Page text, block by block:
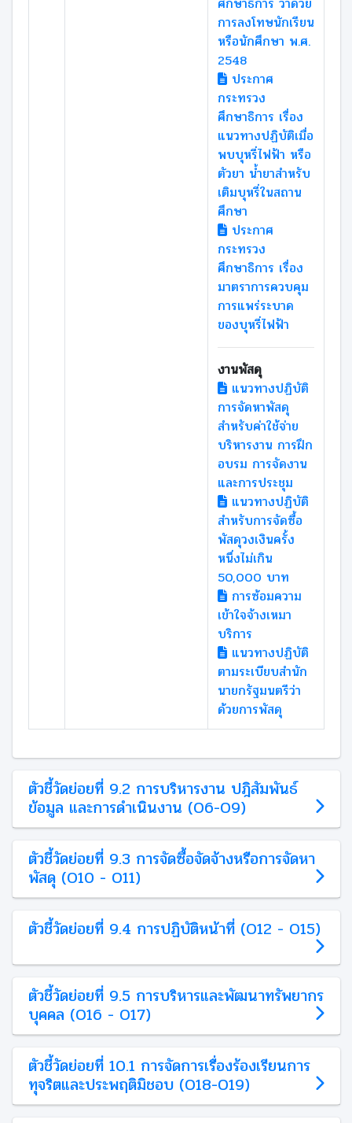
การลงโทษนักเรียน
หรือนักศึกษา พ.ศ.
2548
ประกาศ
กระทรวง
ศึกษาธิการ เรื่อง
แนวทางปฏิบัติเมื่อ
พบบุหรี่ไฟฟ้า หรือ
ตัวยา น้ำยาสำหรับ
เติมบุหรี่ในสถาน
ศึกษา
ประกาศ
กระทรวง
ศึกษาธิการ เรื่อง
มาตราการควบคุม
การแพร่ระบาด
ของบุหรี่ไฟฟ้า
งานพัสดุ
แนวทางปฏิบัติ
การจัดหาพัสดุ
สำหรับค่าใช้จ่าย
บริหารงาน การฝึก
อบรม การจัดงาน
และการประชุม
แนวทางปฏิบัติ
สำหรับการจัดซื้อ
พัสดุวงเงินครั้ง
หนึ่งไม่เกิน
50,000 บาท
การซ้อมความ
เข้าใจจ้างเหมา
บริการ
แนวทางปฏิบัติ
ตามระเบียบสำนัก
นายกรัฐมนตรีว่า
ด้วยการพัสดุ
ตัวชี้วัดย่อยที่ 9.2 การบริหารงาน ปฎิสัมพันธ์
ข้อมูล และการดำเนินงาน (O6-O9)
ตัวชี้วัดย่อยที่ 9.3 การจัดซื้อจัดจ้างหรือการจัดหา
พัสดุ (O10 - O11)
ตัวชี้วัดย่อยที่ 9.4 การปฏิบัติหน้าที่ (O12 - O15)
ตัวชี้วัดย่อยที่ 9.5 การบริหารและพัฒนาทรัพยากร
บุคคล (O16 - O17)
ตัวชี้วัดย่อยที่ 10.1 การจัดการเรื่องร้องเรียนการ
ทุจริตและประพฤติมิชอบ (O18-O19)